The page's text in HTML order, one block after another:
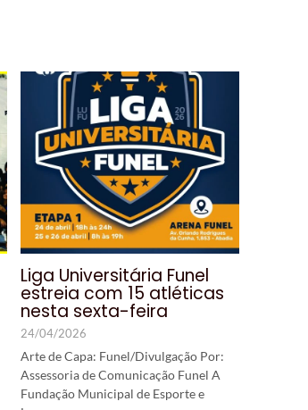
Liga Universitária Funel
estreia com 15 atléticas
nesta sexta-feira
24/04/2026
Arte de Capa: Funel/Divulgação Por:
Assessoria de Comunicação Funel A
Fundação Municipal de Esporte e